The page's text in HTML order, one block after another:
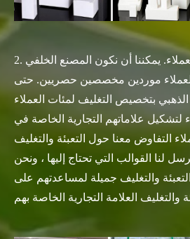
2. التخصيص الحصري للعملاء. يمكننا أن نكون المصنع الخلفي
موردين مخصصين حصريين. حتى
بتخصيص التغليف لمئات العملاء
لتشكيل علاماتهم التجارية الخاصة في
التفاوض معنا حول التعبئة والتغليف
لنا القوالب التي تحتاج إليها ، ونحن
والتغليف جميلة لمساعدتهم على